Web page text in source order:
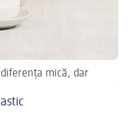
mică, dar